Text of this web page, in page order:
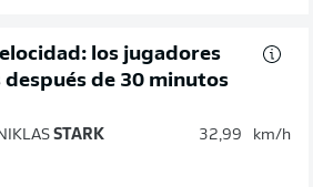
los jugadores
después de 30 minutos
STARK 32,99 km/h